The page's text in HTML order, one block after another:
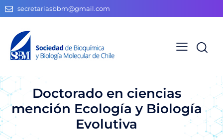
secretariasbbm@gmail.com
Doctorado en ciencias
mención Ecología y Biología
Evolutiva